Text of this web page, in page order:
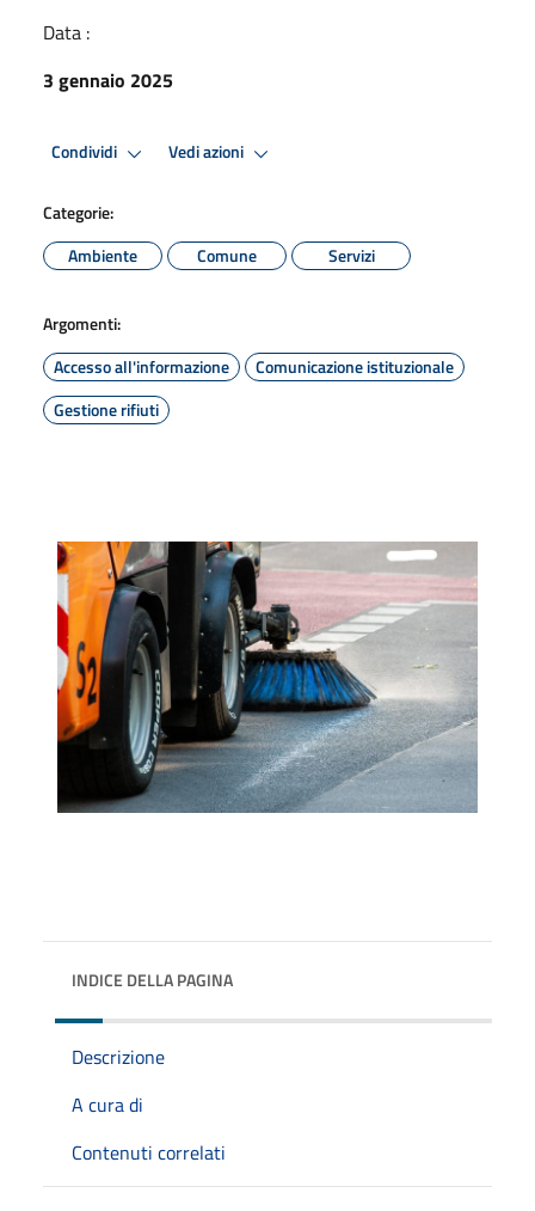
Data :
3 gennaio 2025
Condividi Vedi azioni
Categorie:
Ambiente
Comune Servizi
Argomenti:
Accesso all'informazione
Comunicazione istituzionale
Gestione rifiuti
INDICE DELLA PAGINA
Descrizione
A cura di
Contenuti correlati